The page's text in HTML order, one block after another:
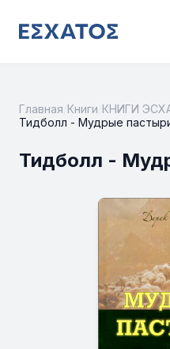
Главная Книги КНИГИ
Тидболл - Мудрые
Тидболл -